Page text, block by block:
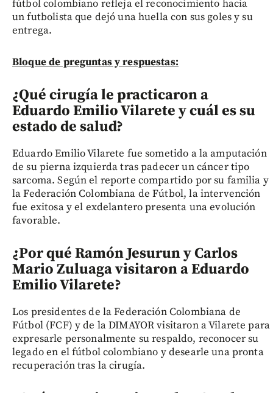
fútbol colombiano refleja el reconocimiento hacia
un futbolista que dejó una huella con sus goles y su
entrega.
Bloque de preguntas y respuestas:
¿Qué cirugía le practicaron a
Eduardo Emilio Vilarete y cuál es su
estado de salud?
Eduardo Emilio Vilarete fue sometido a la amputación
de su pierna izquierda tras padecer un cáncer tipo
sarcoma. Según el reporte compartido por su familia y
la Federación Colombiana de Fútbol, la intervención
fue exitosa y el exdelantero presenta una evolución
favorable.
¿Por qué Ramón Jesurun y Carlos
Mario Zuluaga visitaron a Eduardo
Emilio Vilarete?
Los presidentes de la Federación Colombiana de
Fútbol (FCF) y de la DIMAYOR visitaron a Vilarete para
expresarle personalmente su respaldo, reconocer su
legado en el fútbol colombiano y desearle una pronta
recuperación tras la cirugía.